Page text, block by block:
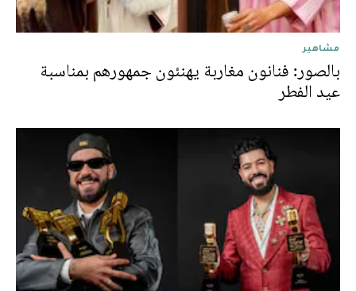
مشاهير
بالصور: فنانون مغاربة يهنئون جمهورهم بمناسبة
عيد الفطر